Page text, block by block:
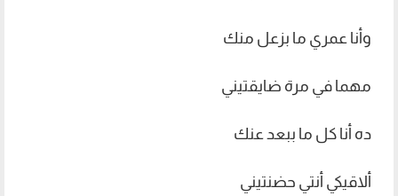
وأنا عمري ما بزعل منك
مهما في مرة ضايقتيني
ده أنا كل ما ببعد عنك
ألاقيكي أنتي حضنتيني